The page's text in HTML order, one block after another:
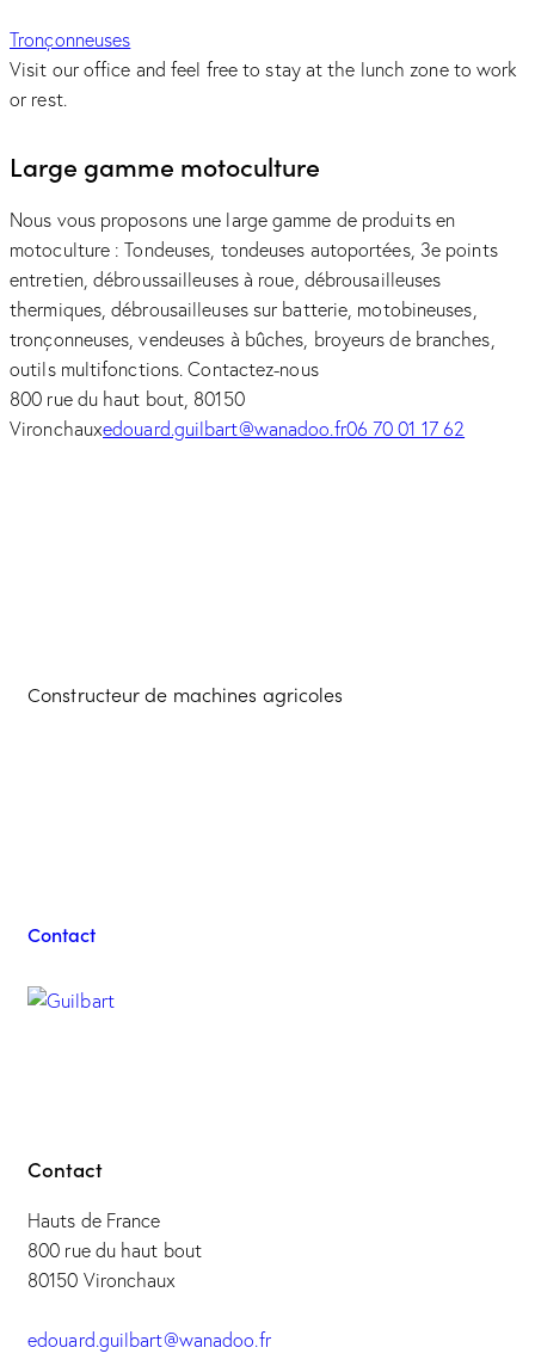
Tronçonneuses
Visit our office and feel free to stay at the lunch zone to work
or rest.
Large gamme motoculture
Nous vous proposons une large gamme de produits en
motoculture : Tondeuses, tondeuses autoportées, 3e points
entretien, débroussailleuses à roue, débrousailleuses
thermiques, débrousailleuses sur batterie, motobineuses,
tronçonneuses, vendeuses à bûches, broyeurs de branches,
outils multifonctions. Contactez-nous
800 rue du haut bout, 80150
Vironchauxedouard.guilbart@wanadoo.fr06 70 01 17 62
Constructeur de machines agricoles
Contact
Contact
Hauts de France
800 rue du haut bout
80150 Vironchaux
edouard.guilbart@wanadoo.fr